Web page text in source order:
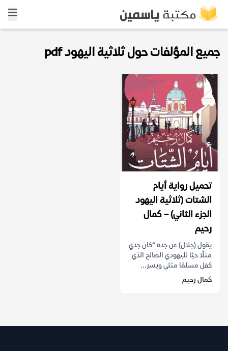
جميع المؤلفات حول ثلاثية اليهود pdf
تحميل رواية أيام
الشتات (ثلاثية اليهود
الجزء الثاني) – كمال
رحيم
يقول (جلال) عن جده “كان جدي
مثلًا حيًا لليهودي الصالح الذي
كفل مسلمًا مثلي ويسر...
كمال رحيم